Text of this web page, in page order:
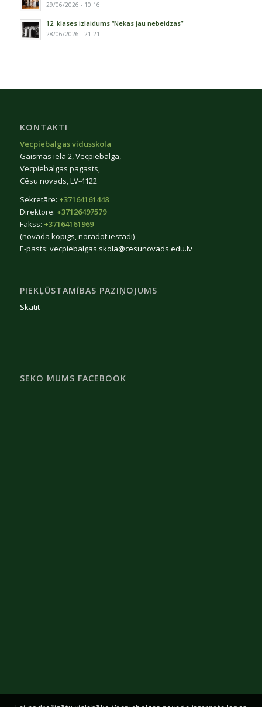
29/06/2026 - 10:16
12. klases izlaidums “Nekas jau nebeidzas”
28/06/2026 - 21:21
KONTAKTI
Vecpiebalgas vidusskola
Gaismas iela 2, Vecpiebalga,
Vecpiebalgas pagasts,
Cēsu novads, LV-4122
Sekretāre: +37164161448
Direktore: +37126497579
Fakss: +37164161969
(novadā kopīgs, norādot iestādi)
E-pasts: vecpiebalgas.skola@cesunovads.edu.lv
PIEKĻŪSTAMĪBAS PAZIŅOJUMS
Skatīt
SEKO MUMS FACEBOOK